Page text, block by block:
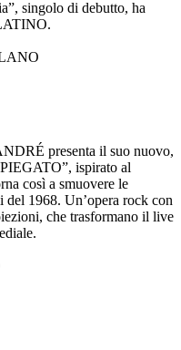
singolo di debutto, ha
presenta il suo nuovo,
ispirato al
così a smuovere le
del 1968. Un’opera rock con
che trasformano il live